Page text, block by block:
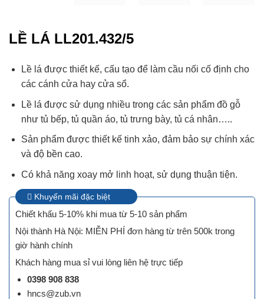
LỀ LÁ LL201.432/5
Lề lá được thiết kế, cấu tạo để làm cầu nối cố định cho
các cánh cửa hay cửa sổ.
Lề lá được sử dụng nhiều trong các sản phẩm đồ gỗ
như tủ bếp, tủ quần áo, tủ trưng bày, tủ cá nhân…..
Sản phẩm được thiết kế tinh xảo, đảm bảo sự chính xác
và độ bền cao.
Có khả năng xoay mở linh hoạt, sử dụng thuận tiện.
Khuyến mãi đặc biệt
Chiết khấu 5-10% khi mua từ 5-10 sản phẩm
Nội thành Hà Nội: MIỄN PHÍ đơn hàng từ trên 500k trong
giờ hành chính
Khách hàng mua sỉ vui lòng liên hệ trực tiếp
0398 908 838
hncs@zub.vn